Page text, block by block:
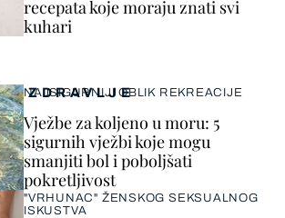
ZDRAVLJE
NAJSIGURNIJI OBLIK REKREACIJE
Vježbe za koljeno u moru: 5
sigurnih vježbi koje mogu
smanjiti bol i poboljšati
pokretljivost
"VRHUNAC" ŽENSKOG SEKSUALNOG
ISKUSTVA
recepata koje moraju znati svi
kuhari